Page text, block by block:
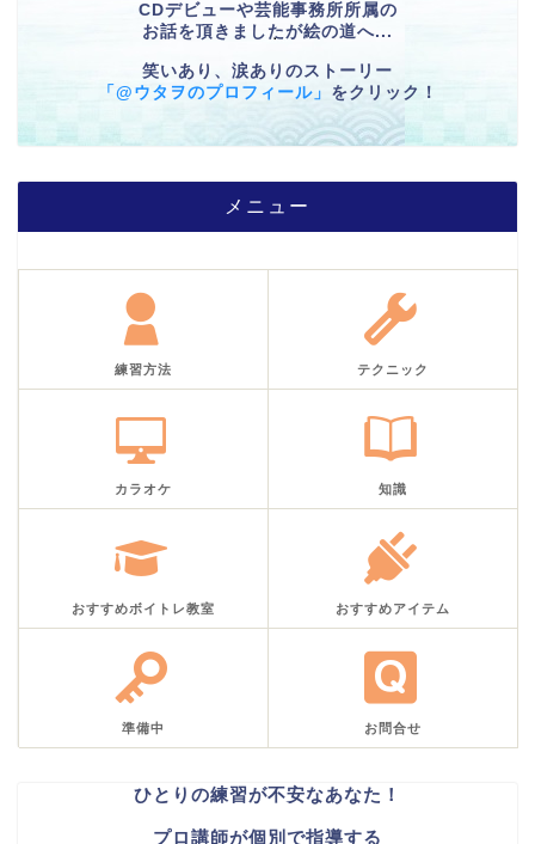
CDデビューや芸能事務所所属の
お話を頂きましたが絵の道へ...
笑いあり、涙ありのストーリー
「@ウタヲのプロフィール」 をクリック！
メニュー
練習方法 テクニック
カラオケ 知識
おすすめボイトレ教室 おすすめアイテム
準備中 お問合せ
ひとりの練習が不安なあなた！
プロ講師が個別で指導する